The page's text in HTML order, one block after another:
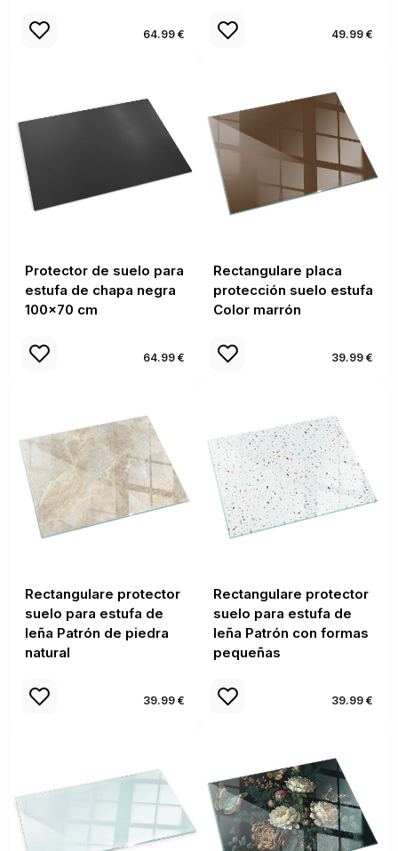
64.99 € 49.99 €
Protector de suelo para
estufa de chapa negra
100x70 cm
64.99 €
Rectangulare placa
protección suelo estufa
Color marrón
39.99 €
Rectangulare protector
suelo para estufa de
leña Patrón de piedra
natural
39.99 €
Rectangulare protector
suelo para estufa de
leña Patrón con formas
pequeñas
39.99 €